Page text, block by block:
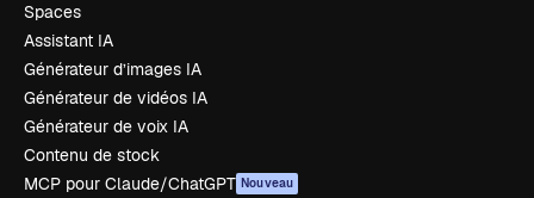
Spaces
Assistant IA
Générateur d’images IA
Générateur de vidéos IA
Générateur de voix IA
Contenu de stock
MCP pour Claude/ChatGPT Nouveau